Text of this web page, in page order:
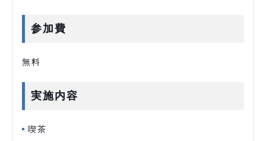
参加費
無料
実施内容
喫茶